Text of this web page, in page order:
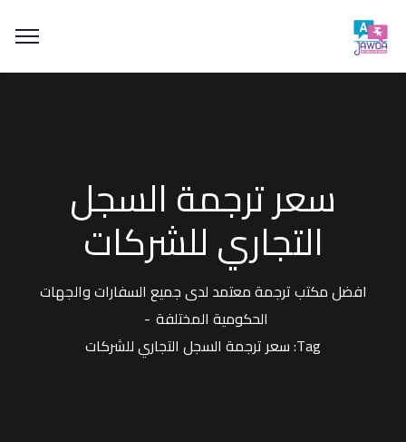
سعر ترجمة السجل
التجاري للشركات
افضل مكتب ترجمة معتمد لدى جميع السفارات والجهات
الحكومية المختلفة
Tag: سعر ترجمة السجل التجاري للشركات